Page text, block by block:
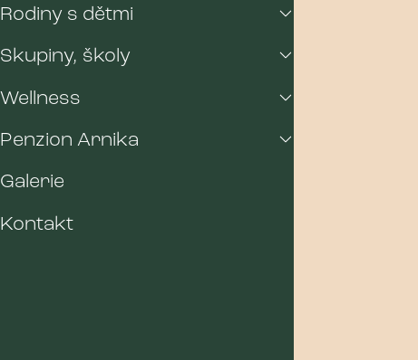
Rodiny s dětmi
Skupiny, školy
Wellness
Penzion Arnika
Galerie
Kontakt